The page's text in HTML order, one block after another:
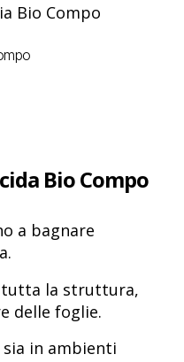
Bio Compo
a bagnare
tutta la struttura,
delle foglie.
in ambienti